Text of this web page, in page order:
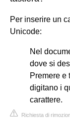
Per inserire un
Unicode:
Nel
dove si
Premere e
digitano i
carattere.
Richiesta di